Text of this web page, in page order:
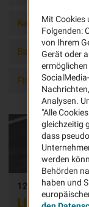
Kaution &
Bauen und
Flotte (8)
12.07.2026
Liquidität in
Mit Cookies
Folgenden:
von Ihrem
Gerät oder
Analysen.
"Alle
gleichzeitig
dass
werden
Behörden
haben und